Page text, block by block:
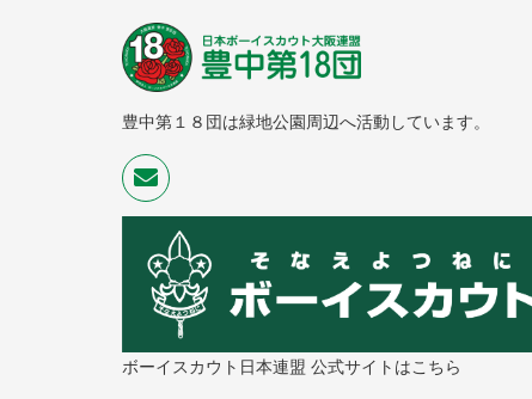
豊中第１８団は緑地公園周辺へ活動しています。
ボーイスカウト日本連盟 公式サイトはこちら